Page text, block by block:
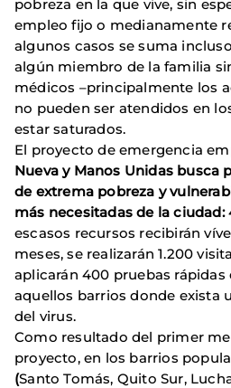
pobreza en la que vive, sin
empleo fijo o medianamente
algunos casos se suma
algún miembro de la familia
médicos –principalmente los
no pueden ser atendidos en
estar saturados.
El proyecto de emergencia
Nueva y Manos Unidas busca
de extrema pobreza y
más necesitadas de la ciudad:
escasos recursos recibirán
meses, se realizarán 1.200
aplicarán 400 pruebas rápidas
aquellos barrios donde exista
del virus.
Como resultado del primer
proyecto, en los barrios
(Santo Tomás, Quito Sur,